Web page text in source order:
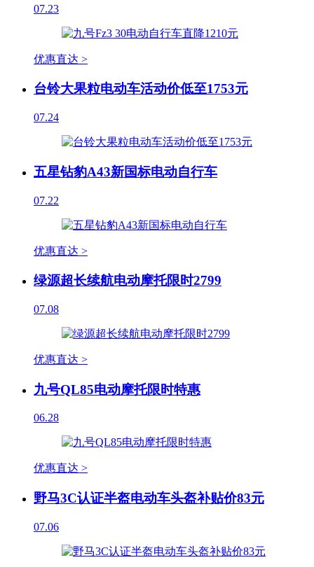
07.23
优惠直达 >
台铃大果粒电动车活动价低至1753元
07.24
五星钻豹A43新国标电动自行车
07.22
优惠直达 >
绿源超长续航电动摩托限时2799
07.08
优惠直达 >
九号QL85电动摩托限时特惠
06.28
优惠直达 >
野马3C认证半盔电动车头盔补贴价83元
07.06